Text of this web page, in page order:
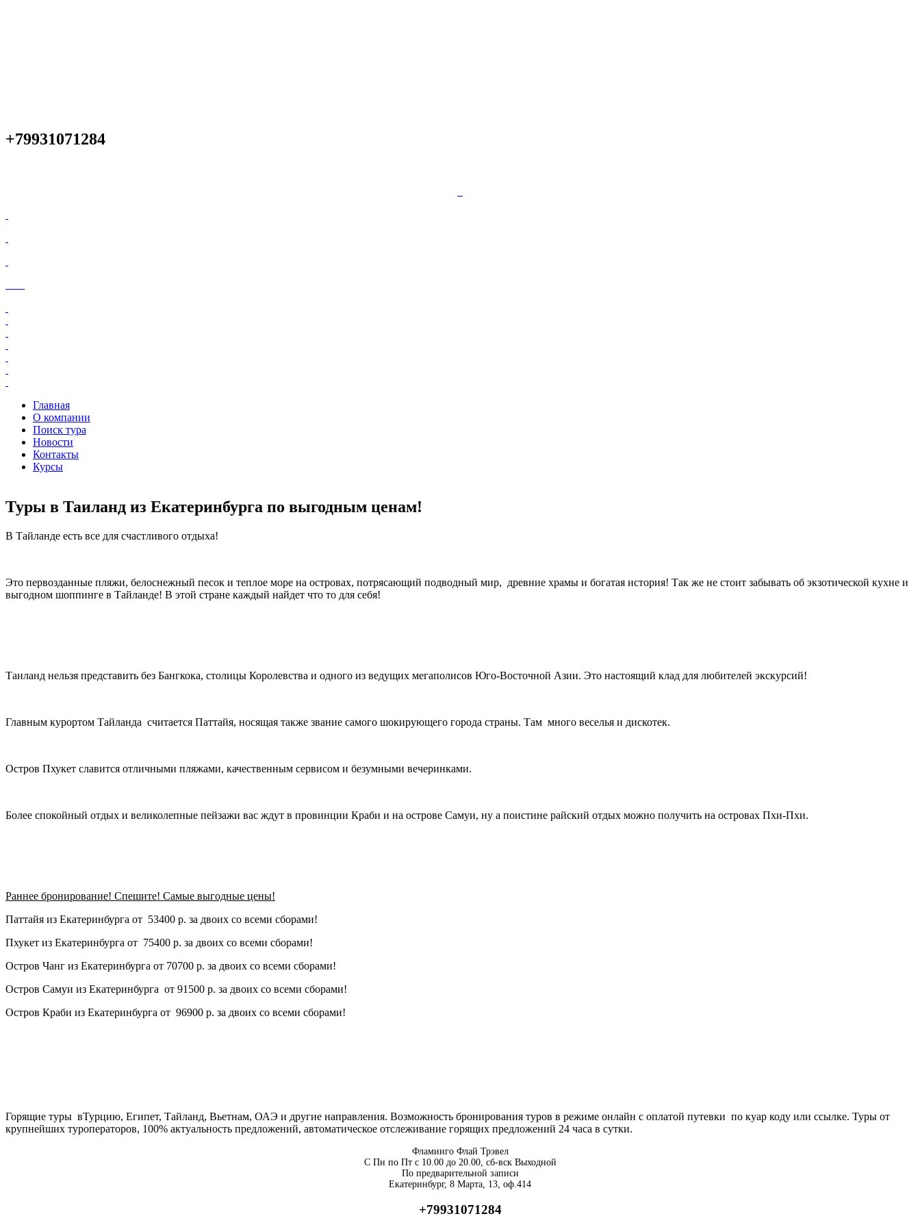
+79931071284
Главная
О компании
Поиск тура
Новости
Контакты
Курсы
Туры в Таиланд из Екатеринбурга по выгодным ценам!
В Тайланде есть все для счастливого отдыха!
Это первозданные пляжи, белоснежный песок и теплое море на островах, потрясающий подводный мир, древние храмы и богатая история! Так же не стоит забывать об экзотической кухне и
выгодном шоппинге в Тайланде! В этой стране каждый найдет что то для себя!
Таиланд нельзя представить без Бангкока, столицы Королевства и одного из ведущих мегаполисов Юго-Восточной Азии. Это настоящий клад для любителей экскурсий!
Главным курортом Тайланда считается Паттайя, носящая также звание самого шокирующего города страны. Там много веселья и дискотек.
Остров Пхукет славится отличными пляжами, качественным сервисом и безумными вечеринками.
Более спокойный отдых и великолепные пейзажи вас ждут в провинции Краби и на острове Самуи, ну а поистине райский отдых можно получить на островах Пхи-Пхи.
Раннее бронирование! Спешите! Самые выгодные цены!
Паттайя из Екатеринбурга от 53400 р. за двоих со всеми сборами!
Пхукет из Екатеринбурга от 75400 р. за двоих со всеми сборами!
Остров Чанг из Екатеринбурга от 70700 р. за двоих со всеми сборами!
Остров Самуи из Екатеринбурга от 91500 р. за двоих со всеми сборами!
Остров Краби из Екатеринбурга от 96900 р. за двоих со всеми сборами!
Горящие туры вТурцию, Египет, Тайланд, Вьетнам, ОАЭ и другие направления. Возможность бронирования туров в режиме онлайн с оплатой путевки по куар коду или ссылке. Туры от
крупнейших туроператоров, 100% актуальность предложений, автоматическое отслеживание горящих предложений 24 часа в сутки.
Фламинго Флай Трэвел
С Пн по Пт с 10.00 до 20.00, сб-вск Выходной
По предварительной записи
Екатеринбург, 8 Марта, 13, оф.414
+79931071284